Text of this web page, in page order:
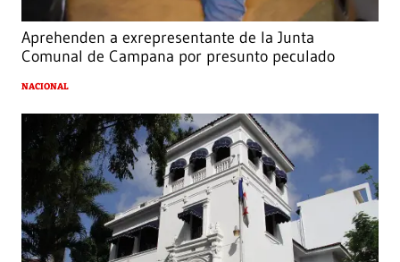
Aprehenden a exrepresentante de la Junta
Comunal de Campana por presunto peculado
NACIONAL